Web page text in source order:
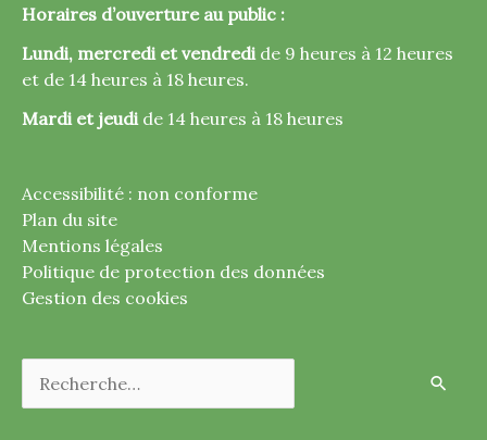
Horaires d’ouverture au public :
Lundi, mercredi et vendredi de 9 heures à 12 heures
et de 14 heures à 18 heures.
Mardi et jeudi de 14 heures à 18 heures
Accessibilité : non conforme
Plan du site
Mentions légales
Politique de protection des données
Gestion des cookies